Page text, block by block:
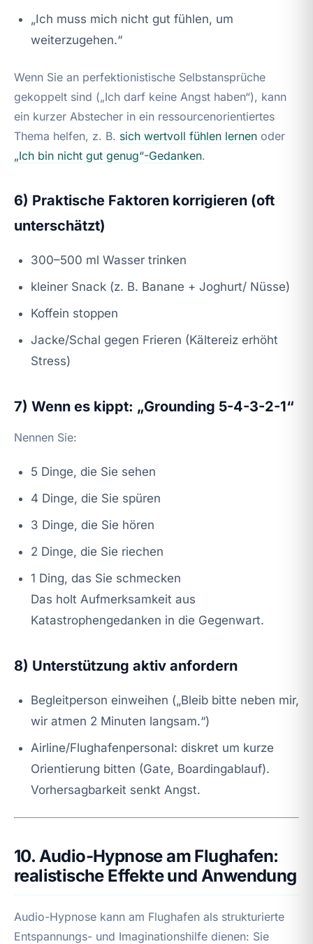
„Ich muss mich nicht gut fühlen, um
weiterzugehen.“
Wenn Sie an perfektionistische Selbstansprüche
gekoppelt sind („Ich darf keine Angst haben“), kann
ein kurzer Abstecher in ein ressourcenorientiertes
Thema helfen, z. B. sich wertvoll fühlen lernen oder
„Ich bin nicht gut genug“-Gedanken.
6) Praktische Faktoren korrigieren (oft
unterschätzt)
300–500 ml Wasser trinken
kleiner Snack (z. B. Banane + Joghurt/ Nüsse)
Koffein stoppen
Jacke/Schal gegen Frieren (Kältereiz erhöht
Stress)
7) Wenn es kippt: „Grounding 5-4-3-2-1“
Nennen Sie:
5 Dinge, die Sie sehen
4 Dinge, die Sie spüren
3 Dinge, die Sie hören
2 Dinge, die Sie riechen
1 Ding, das Sie schmecken
Das holt Aufmerksamkeit aus
Katastrophengedanken in die Gegenwart.
8) Unterstützung aktiv anfordern
Begleitperson einweihen („Bleib bitte neben mir,
wir atmen 2 Minuten langsam.“)
Airline/Flughafenpersonal: diskret um kurze
Orientierung bitten (Gate, Boardingablauf).
Vorhersagbarkeit senkt Angst.
10. Audio-Hypnose am Flughafen:
realistische Effekte und Anwendung
Audio-Hypnose kann am Flughafen als strukturierte
Entspannungs- und Imaginationshilfe dienen: Sie